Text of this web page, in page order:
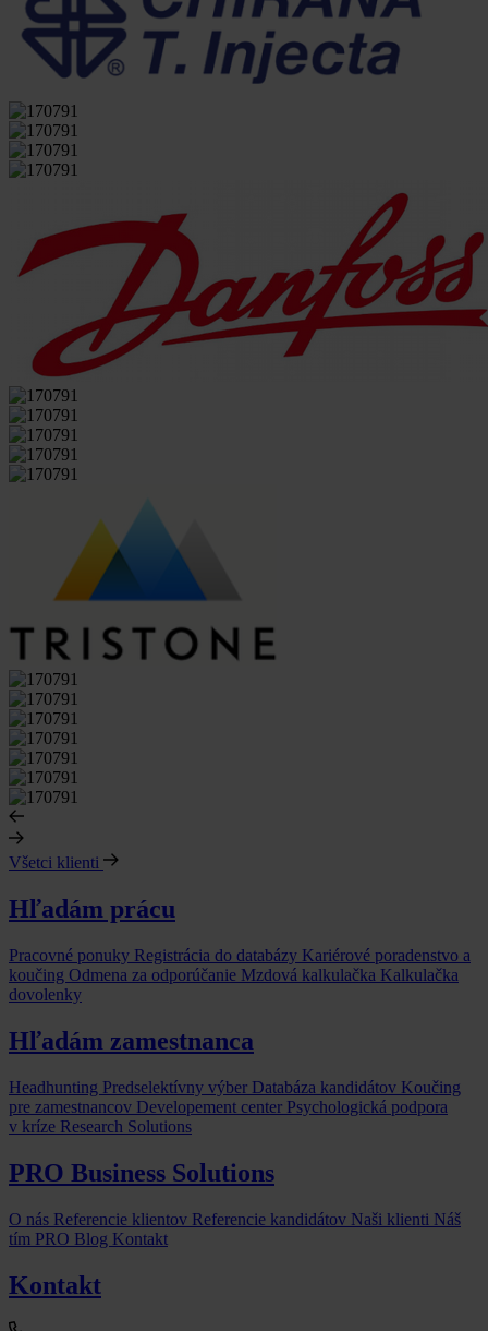
Všetci klienti
Hľadám prácu
Pracovné ponuky Registrácia do databázy Kariérové poradenstvo a
koučing Odmena za odporúčanie Mzdová kalkulačka Kalkulačka
dovolenky
Hľadám zamestnanca
Headhunting Predselektívny výber Databáza kandidátov Koučing
pre zamestnancov Developement center Psychologická podpora
v kríze Research Solutions
PRO Business Solutions
O nás Referencie klientov Referencie kandidátov Naši klienti Náš
tím PRO Blog Kontakt
Kontakt